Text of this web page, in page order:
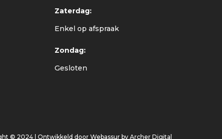
Zaterdag:
Enkel op afspraak
Zondag:
Gesloten
© 2024 | Ontwikkeld doorWebassur byArcher Digital